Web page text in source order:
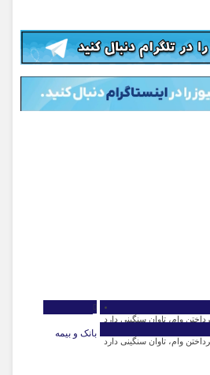
وام، تاوان سنگینی دارد
بانک و بیمه
وام، تاوان سنگینی دارد